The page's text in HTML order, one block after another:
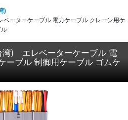
)
ーターケーブル 電力ケーブル クレーン用ケ
湾) エレベーターケーブル 電
ーブル 制御用ケーブル ゴムケ